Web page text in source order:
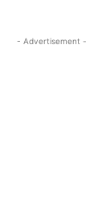
- Advertisement -